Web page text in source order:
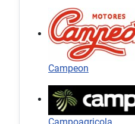
Campeon
Campoagricola